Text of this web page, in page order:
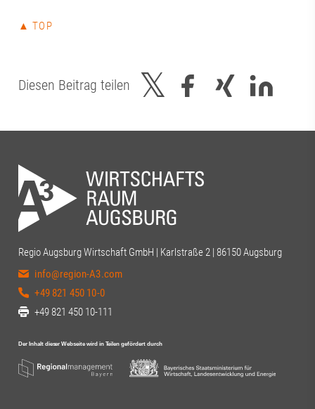
▲ TOP
Diesen Beitrag teilen
Regio Augsburg Wirtschaft GmbH | Karlstraße 2 | 86150 Augsburg
info@region-A3.com
+49 821 450 10-0
+49 821 450 10-111